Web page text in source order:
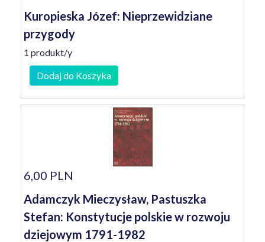
Kuropieska Józef: Nieprzewidziane
przygody
1 produkt/y
Dodaj do Koszyka
6,00 PLN
Adamczyk Mieczysław, Pastuszka
Stefan: Konstytucje polskie w rozwoju
dziejowym 1791-1982